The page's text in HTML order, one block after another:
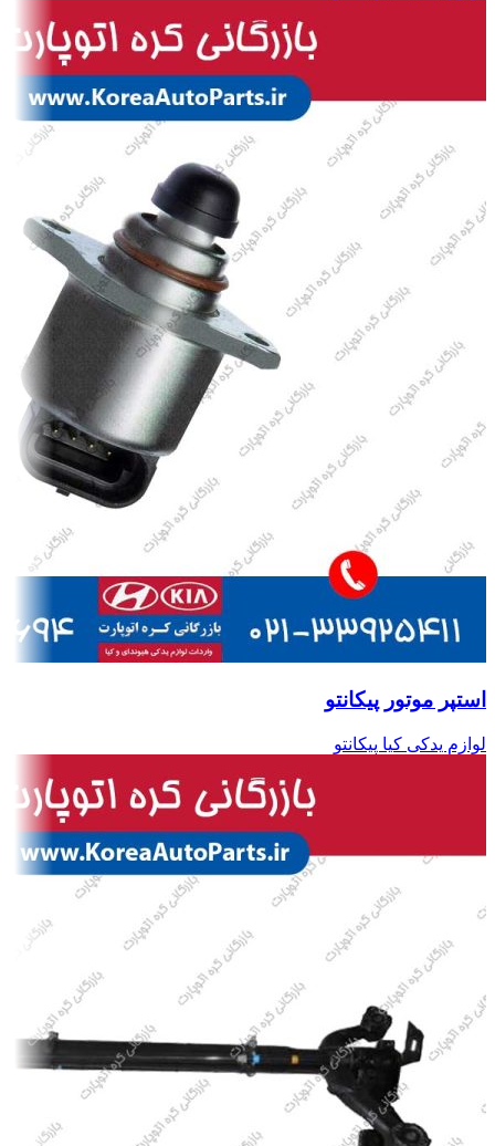
استپر موتور پیکانتو
لوازم یدکی کیا پیکانتو